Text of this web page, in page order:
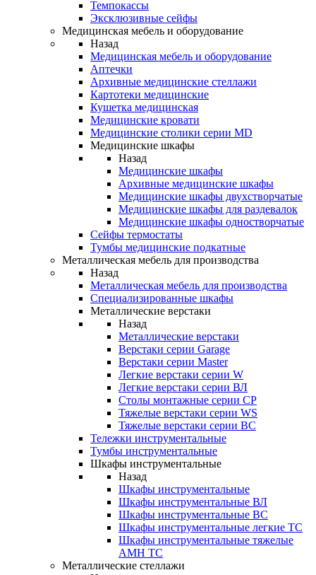
Темпокассы
Эксклюзивные сейфы
Медицинская мебель и оборудование
Назад
Медицинская мебель и оборудование
Аптечки
Архивные медицинские стеллажи
Картотеки медицинские
Кушетка медицинская
Медицинские кровати
Медицинские столики серии MD
Медицинские шкафы
Назад
Медицинские шкафы
Архивные медицинские шкафы
Медицинские шкафы двухстворчатые
Медицинские шкафы для раздевалок
Медицинские шкафы одностворчатые
Сейфы термостаты
Тумбы медицинские подкатные
Металлическая мебель для производства
Назад
Металлическая мебель для производства
Cпециализированные шкафы
Металлические верстаки
Назад
Металлические верстаки
Верстаки серии Garage
Верстаки серии Master
Легкие верстаки серии W
Легкие верстаки серии ВЛ
Столы монтажные серии СР
Тяжелые верстаки серии WS
Тяжелые верстаки серии ВС
Тележки инструментальные
Тумбы инструментальные
Шкафы инструментальные
Назад
Шкафы инструментальные
Шкафы инструментальные ВЛ
Шкафы инструментальные ВС
Шкафы инструментальные легкие ТС
Шкафы инструментальные тяжелые
AMH TC
Металлические стеллажи